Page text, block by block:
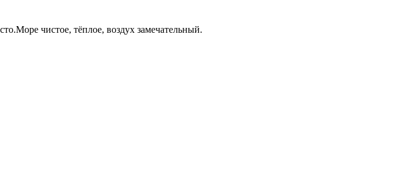
чистое, тёплое, воздух замечательный.